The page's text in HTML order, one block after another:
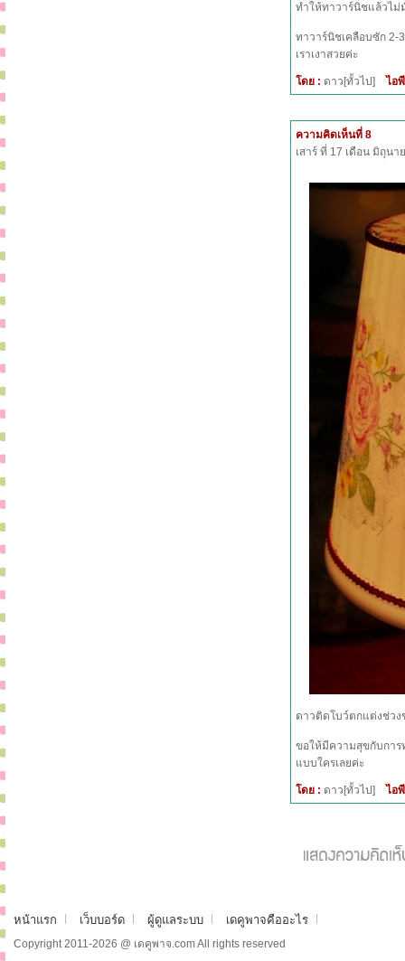
ทำให้ทาวาร์นิชแล้วไม่
ทาวาร์นิชเคลือบซัก 2-
เราเงาสวยค่ะ
โดย : ดาว[ทั้วไป] ไอ
ความคิดเห็นที่ 8
เสาร์ ที่ 17 เดือน มิถุนา
ดาวติดโบว์ตกแต่งช่วง
ขอให้มีความสุขกับการ
แบบใครเลยค่ะ
โดย : ดาว[ทั้วไป] ไอ
หน้าแรก เว็บบอร์ด ผู้ดูแลระบบ เดคูพาจคืออะไร
Copyright 2011-2026 @ เดคูพาจ.com All rights reserved